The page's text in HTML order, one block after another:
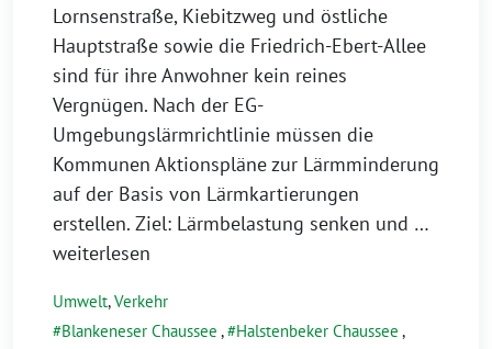
Lornsenstraße, Kiebitzweg und östliche
Hauptstraße sowie die Friedrich-Ebert-Allee
sind für ihre Anwohner kein reines
Vergnügen. Nach der EG-
Umgebungslärmrichtlinie müssen die
Kommunen Aktionspläne zur Lärmminderung
auf der Basis von Lärmkartierungen
erstellen. Ziel: Lärmbelastung senken und …
weiterlesen
Umwelt,Verkehr
Blankeneser Chaussee , Halstenbeker Chaussee ,